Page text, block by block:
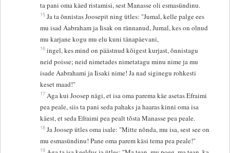
ta pani oma käed ristamisi, sest Manasse oli esmasündinu.
15 Ja ta õnnistas Joosepit ning ütles: "Jumal, kelle palge ees
mu isad Aabraham ja Iisak on rännanud, Jumal, kes on olnud
mu karjane kogu mu elu kuni tänapäevani,
16 ingel, kes mind on päästnud kõigest kurjast, õnnistagu
neid poisse; neid nimetades nimetatagu minu nime ja mu
isade Aabrahami ja Iisaki nime! Ja nad siginegu rohkesti
keset maad!"
17 Aga kui Joosep nägi, et isa oma parema käe asetas Efraimi
pea peale, siis ta pani seda pahaks ja haaras kinni oma isa
käest, et seda Efraimi pea pealt tõsta Manasse pea peale.
18 Ja Joosep ütles oma isale: "Mitte nõnda, mu isa, sest see on
mu esmasündinu! Pane oma parem käsi tema pea peale!"
19